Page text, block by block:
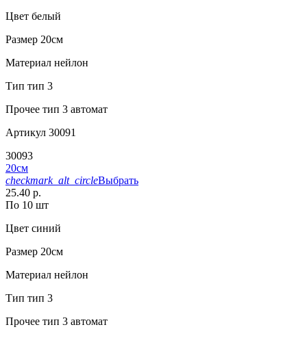
Цвет белый
Размер 20см
Материал нейлон
Тип тип 3
Прочее тип 3 автомат
Артикул 30091
30093
20см
checkmark_alt_circleВыбрать
25.40 р.
По 10 шт
Цвет синий
Размер 20см
Материал нейлон
Тип тип 3
Прочее тип 3 автомат